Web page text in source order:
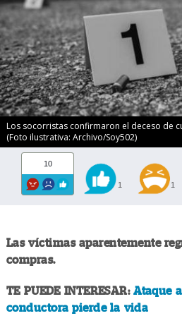
Los socorristas confirmaron el deceso de
(Foto ilustrativa: Archivo/Soy502)
10
1 1
Las víctimas aparentemente
compras.
TE PUEDE INTERESAR:Ataque
conductora pierde la vida